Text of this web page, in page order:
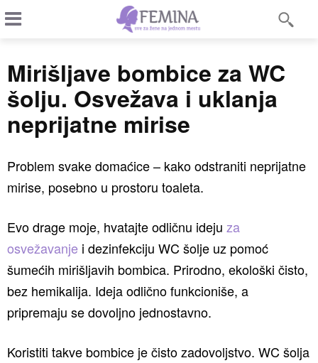
Mirišljave bombice za WC
šolju. Osvežava i uklanja
neprijatne mirise
Problem svake domaćice – kako odstraniti neprijatne
mirise, posebno u prostoru toaleta.
Evo drage moje, hvatajte odličnu ideju za
osvežavanje i dezinfekciju WC šolje uz pomoć
šumećih mirišljavih bombica. Prirodno, ekološki čisto,
bez hemikalija. Ideja odlično funkcioniše, a
pripremaju se dovoljno jednostavno.
Koristiti takve bombice je čisto zadovoljstvo. WC šolja